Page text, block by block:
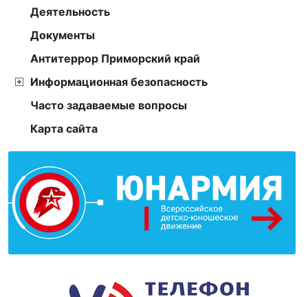
Деятельность
Документы
Антитеррор Приморский край
Информационная безопасность
Часто задаваемые вопросы
Карта сайта